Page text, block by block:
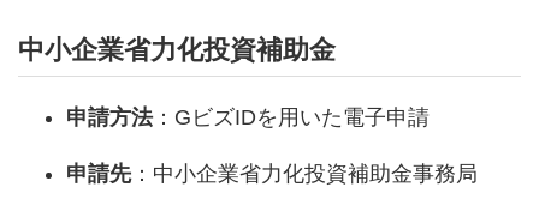
中小企業省力化投資補助金
申請方法：GビズIDを用いた電子申請
申請先：中小企業省力化投資補助金事務局